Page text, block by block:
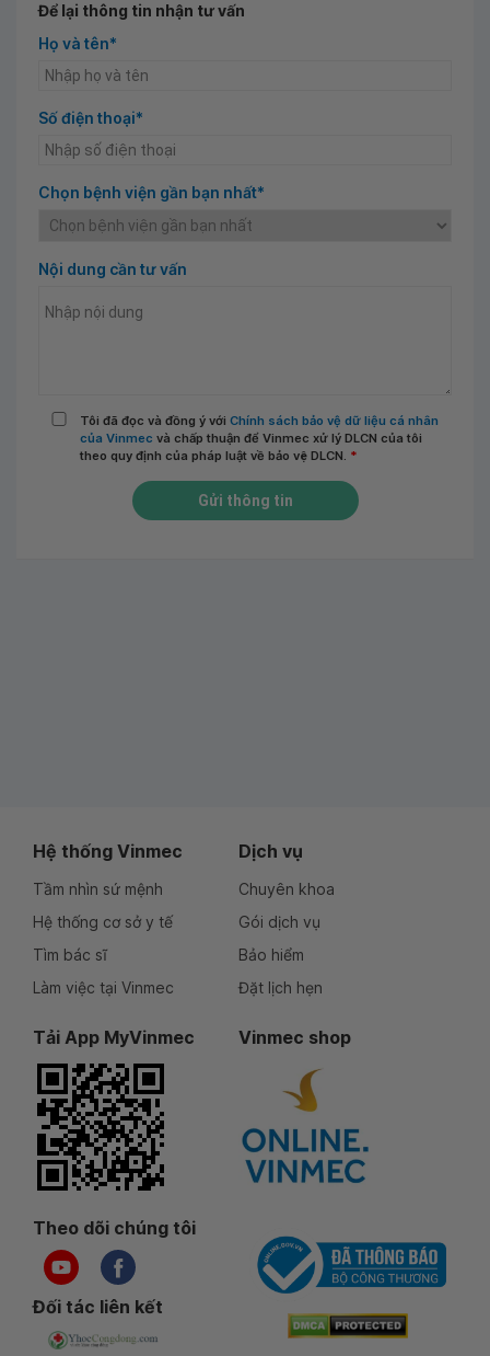
Để lại thông tin nhận tư vấn
Họ và tên*
Số điện thoại*
Chọn bệnh viện gần bạn nhất*
Nội dung cần tư vấn
Tôi đã đọc và đồng ý với Chính sách bảo vệ dữ liệu cá nhân
của Vinmec và chấp thuận để Vinmec xử lý DLCN của tôi
theo quy định của pháp luật về bảo vệ DLCN. *
Gửi thông tin
Hệ thống Vinmec
Tầm nhìn sứ mệnh
Hệ thống cơ sở y tế
Tìm bác sĩ
Làm việc tại Vinmec
Dịch vụ
Chuyên khoa
Gói dịch vụ
Bảo hiểm
Đặt lịch hẹn
Tải App MyVinmec Vinmec shop
Theo dõi chúng tôi
Đối tác liên kết